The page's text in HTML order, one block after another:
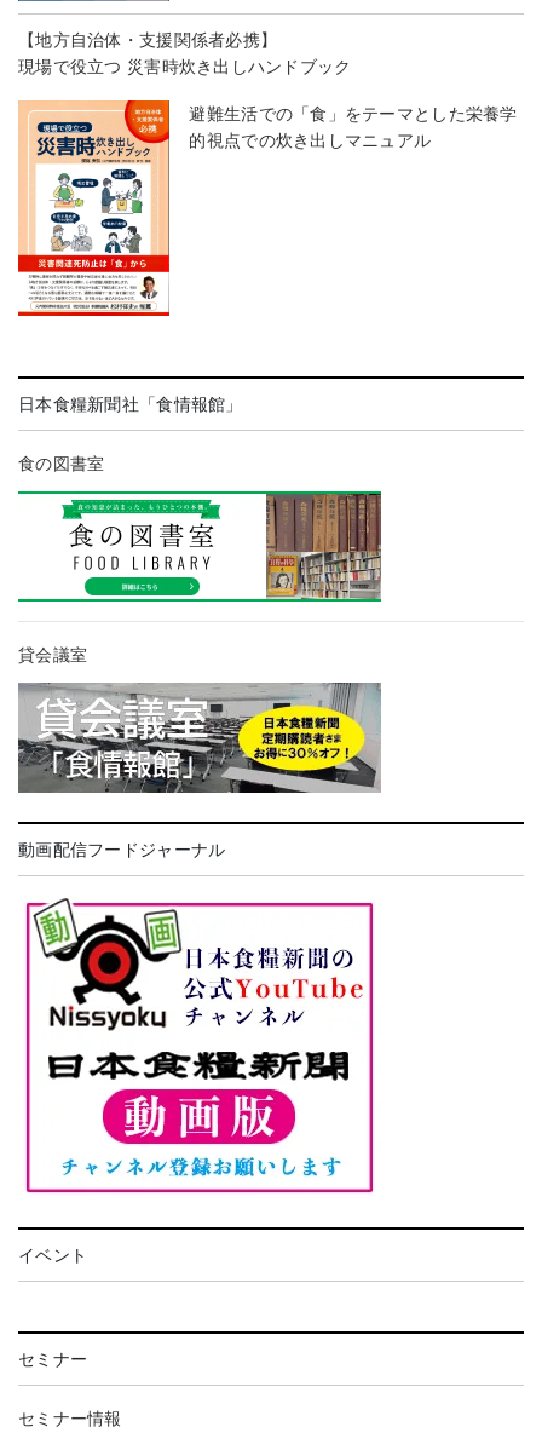
【地方自治体・支援関係者必携】
現場で役立つ 災害時炊き出しハンドブック
避難生活での「食」をテーマとした栄養学
的視点での炊き出しマニュアル
日本食糧新聞社「食情報館」
食の図書室
貸会議室
動画配信フードジャーナル
イベント
セミナー
セミナー情報